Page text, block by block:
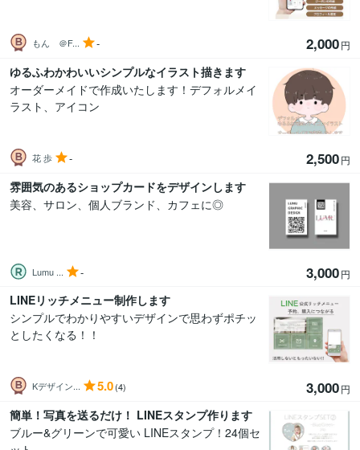
もん ＠F... - 2,000円
ゆるふわかわいいシンプルなイラスト描きます
オーダーメイドで作成いたします！デフォルメイ
ラスト、アイコン
花 歩 - 2,500円
雰囲気のあるショップカードをデザインします
美容、サロン、個人ブランド、カフェに◎
Lumu ... - 3,000円
LINEリッチメニュー制作します
シンプルでわかりやすいデザインで思わずポチッ
としたくなる！！
Kデザイン... 5.0(4) 3,000円
簡単！写真を送るだけ！ LINEスタンプ作ります
ブルー&グリーンで可愛い LINEスタンプ！24個セ